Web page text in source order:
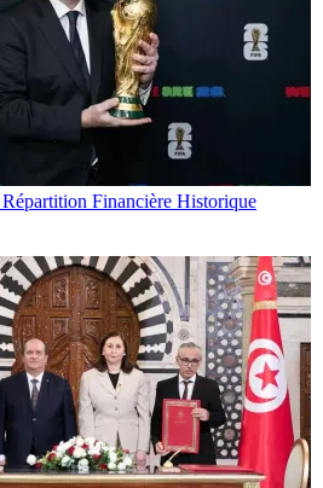
Financière Historique